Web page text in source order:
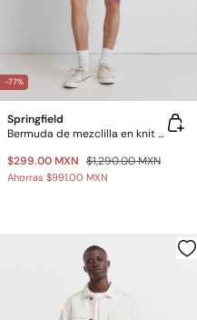
-77%
Springfield
Bermuda de mezclilla en knit denim medio
$299.00 MXN $1,290.00 MXN
Ahorras $991.00 MXN